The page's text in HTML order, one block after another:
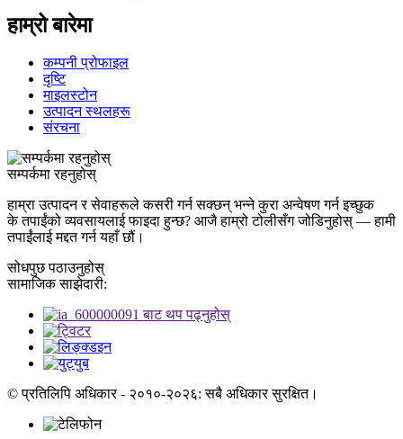
हाम्रो बारेमा
कम्पनी प्रोफाइल
दृष्टि
माइलस्टोन
उत्पादन स्थलहरू
संरचना
सम्पर्कमा रहनुहोस्
हाम्रा उत्पादन र सेवाहरूले कसरी गर्न सक्छन् भन्ने कुरा अन्वेषण गर्न इच्छुक
के तपाईंको व्यवसायलाई फाइदा हुन्छ? आजै हाम्रो टोलीसँग जोडिनुहोस् — हामी
तपाईंलाई मद्दत गर्न यहाँ छौं।
सोधपुछ पठाउनुहोस्
सामाजिक साझेदारी:
© प्रतिलिपि अधिकार - २०१०-२०२६: सबै अधिकार सुरक्षित।